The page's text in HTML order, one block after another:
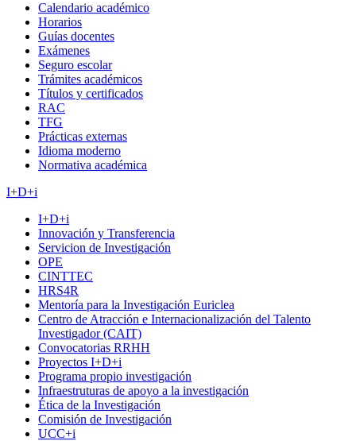
Calendario académico
Horarios
Guías docentes
Exámenes
Seguro escolar
Trámites académicos
Títulos y certificados
RAC
TFG
Prácticas externas
Idioma moderno
Normativa académica
I+D+i
I+D+i
Innovación y Transferencia
Servicion de Investigación
OPE
CINTTEC
HRS4R
Mentoría para la Investigación Euriclea
Centro de Atracción e Internacionalización del Talento
Investigador (CAIT)
Convocatorias RRHH
Proyectos I+D+i
Programa propio investigación
Infraestruturas de apoyo a la investigación
Ética de la Investigación
Comisión de Investigación
UCC+i